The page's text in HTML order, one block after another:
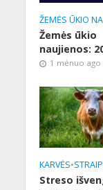
ŽEMĖS ŪKIO
Žemės ūkio
naujienos:
1 mėnuo ago
KARVĖS•
Streso